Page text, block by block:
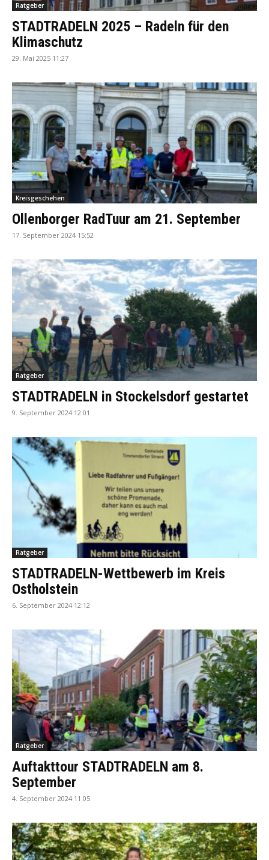
Ratgeber
STADTRADELN 2025 – Radeln für den
Klimaschutz
29. Mai 2025 11:27
Kreisgeschehen
Ollenborger RadTuur am 21. September
17. September 2024 15:52
Ratgeber
STADTRADELN in Stockelsdorf gestartet
9. September 2024 12:01
Ratgeber
STADTRADELN-Wettbewerb im Kreis
Ostholstein
6. September 2024 12:12
Ratgeber
Auftakttour STADTRADELN am 8.
September
4. September 2024 11:05